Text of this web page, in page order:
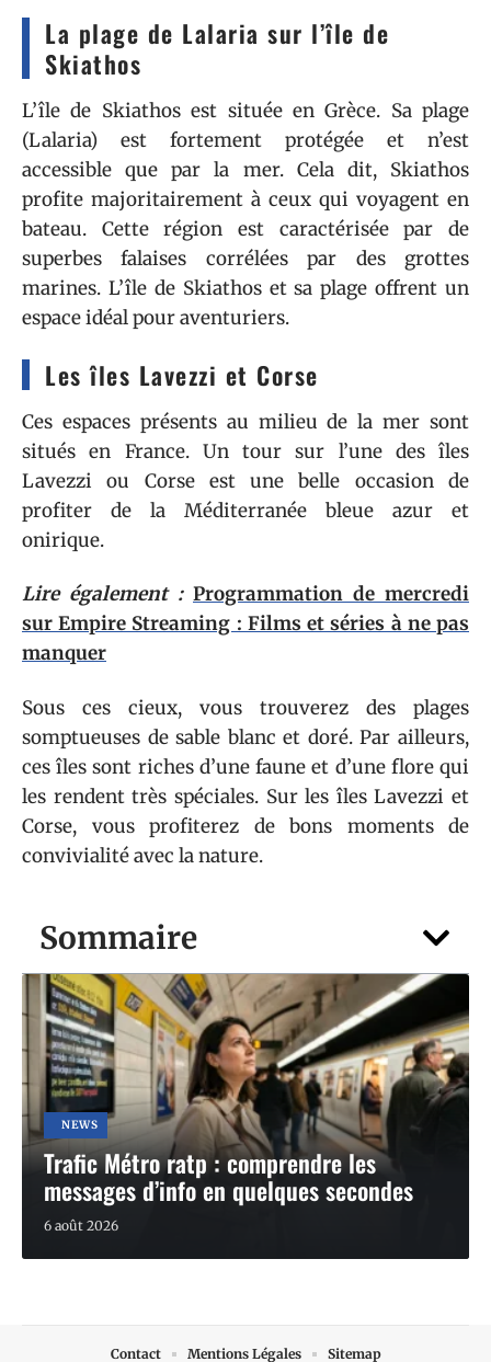
Sommaire
NEWS
Trafic Métro ratp : comprendre les
messages d’info en quelques secondes
6 août 2026
La plage de Lalaria sur l’île de
Skiathos
L’île de Skiathos est située en Grèce. Sa plage
(Lalaria) est fortement protégée et n’est
accessible que par la mer. Cela dit, Skiathos
profite majoritairement à ceux qui voyagent en
bateau. Cette région est caractérisée par de
superbes falaises corrélées par des grottes
marines. L’île de Skiathos et sa plage offrent un
espace idéal pour aventuriers.
Les îles Lavezzi et Corse
Ces espaces présents au milieu de la mer sont
situés en France. Un tour sur l’une des îles
Lavezzi ou Corse est une belle occasion de
profiter de la Méditerranée bleue azur et
onirique.
Lire également : Programmation de mercredi
sur Empire Streaming : Films et séries à ne pas
manquer
Sous ces cieux, vous trouverez des plages
somptueuses de sable blanc et doré. Par ailleurs,
ces îles sont riches d’une faune et d’une flore qui
les rendent très spéciales. Sur les îles Lavezzi et
Corse, vous profiterez de bons moments de
convivialité avec la nature.
Contact Mentions Légales Sitemap